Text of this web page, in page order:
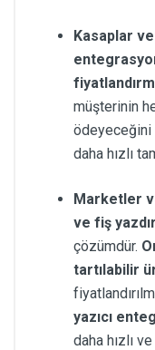
Kasaplar
müşterinin
daha hızlı
Marketler
ve fiş
çözümdür.
tartılabilir
yazıcı
daha hızlı